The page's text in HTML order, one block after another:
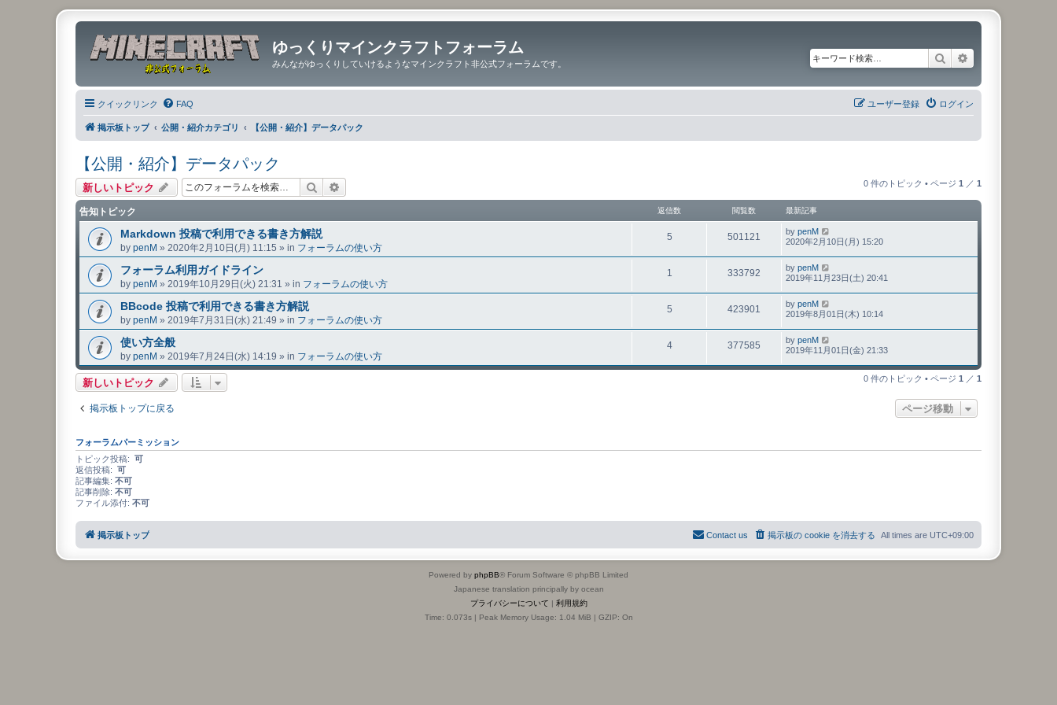
ゆっくりマインクラフトフォーラム
みんながゆっくりしていけるようなマインクラフト非公式フォーラムです。 検索
クイックリンク FAQ ログイン
ユーザー登録
掲示板トップ 公開・紹介カテゴリ 【公開・紹介】データパック
【公開・紹介】データパック
新しいトピック 検索 0 件のトピック • ページ 1 ／ 1
告知トピック 返信数 閲覧数 最新記事
Markdown 投稿で利用できる書き方解説
by penM » 2020年2月10日(月) 11:15 » in フォーラムの使い方
5 501121 by penM
2020年2月10日(月) 15:20
フォーラム利用ガイドライン
by penM » 2019年10月29日(火) 21:31 » in フォーラムの使い方
1 333792 by penM
2019年11月23日(土) 20:41
BBcode 投稿で利用できる書き方解説
by penM » 2019年7月31日(水) 21:49 » in フォーラムの使い方
5 423901 by penM
2019年8月01日(木) 10:14
使い方全般
by penM » 2019年7月24日(水) 14:19 » in フォーラムの使い方
4 377585 by penM
2019年11月01日(金) 21:33
新しいトピック 0 件のトピック • ページ 1 ／ 1
掲示板トップに戻る ページ移動
フォーラムパーミッション
トピック投稿: 可
返信投稿: 可
記事編集: 不可
記事削除: 不可
ファイル添付: 不可
掲示板トップ All times are UTC+09:00
掲示板の cookie を消去する
Contact us
Powered by phpBB® Forum Software © phpBB Limited
Japanese translation principally by ocean
プライバシーについて | 利用規約
Time: 0.073s| Peak Memory Usage: 1.04 MiB | GZIP: On